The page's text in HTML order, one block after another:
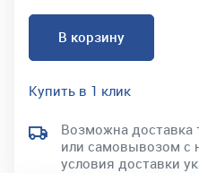
В корзину
Купить в 1 клик
Возможна доставка
или самовывозом с
условия доставки